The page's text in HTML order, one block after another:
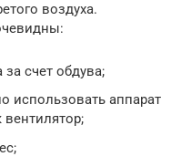
воздуха.
счет обдува;
использовать аппарат
вентилятор;